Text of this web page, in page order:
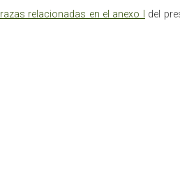
razas relacionadas en el anexo I
del